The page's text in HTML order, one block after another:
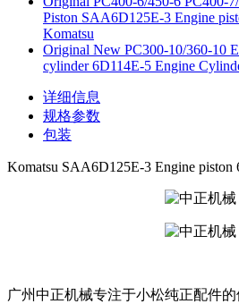
Piston SAA6D125E-3 Engine
Komatsu
Original New PC300-10/360-10
cylinder 6D114E-5 Engine
详细信息
规格参数
包装
Komatsu SAA6D125E-3 Engine piston
广州中正机械专注于小松纯正配件的